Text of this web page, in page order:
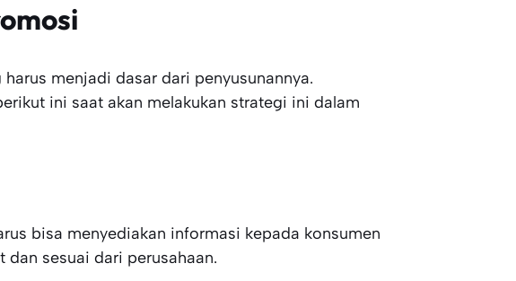
menjadi dasar dari penyusunannya.
ini saat akan melakukan strategi ini dalam
bisa menyediakan informasi kepada konsumen
sesuai dari perusahaan.